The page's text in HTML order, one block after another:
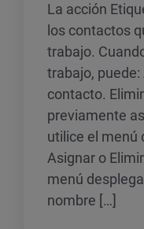
La acción
los contactos
trabajo.
trabajo,
contacto.
previamente
utilice el menú
Asignar o
menú
nombre […]